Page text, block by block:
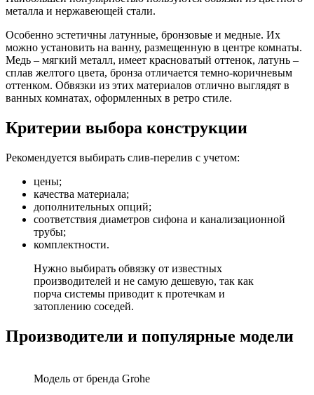
металла и нержавеющей стали.
Особенно эстетичны латунные, бронзовые и медные. Их
можно установить на ванну, размещенную в центре комнаты.
Медь – мягкий металл, имеет красноватый оттенок, латунь –
сплав желтого цвета, бронза отличается темно-коричневым
оттенком. Обвязки из этих материалов отлично выглядят в
ванных комнатах, оформленных в ретро стиле.
Критерии выбора конструкции
Рекомендуется выбирать слив-перелив с учетом:
цены;
качества материала;
дополнительных опций;
соответствия диаметров сифона и канализационной
трубы;
комплектности.
Нужно выбирать обвязку от известных
производителей и не самую дешевую, так как
порча системы приводит к протечкам и
затоплению соседей.
Производители и популярные модели
Модель от бренда Grohe